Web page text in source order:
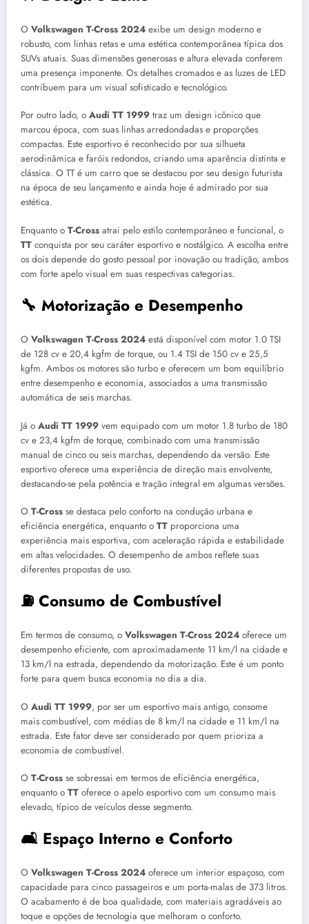
O Volkswagen T-Cross 2024 exibe um design moderno e
robusto, com linhas retas e uma estética contemporânea típica dos
SUVs atuais. Suas dimensões generosas e altura elevada conferem
uma presença imponente. Os detalhes cromados e as luzes de LED
contribuem para um visual sofisticado e tecnológico.
Por outro lado, o Audi TT 1999 traz um design icônico que
marcou época, com suas linhas arredondadas e proporções
compactas. Este esportivo é reconhecido por sua silhueta
aerodinâmica e faróis redondos, criando uma aparência distinta e
clássica. O TT é um carro que se destacou por seu design futurista
na época de seu lançamento e ainda hoje é admirado por sua
estética.
Enquanto o T-Cross atrai pelo estilo contemporâneo e funcional, o
TT conquista por seu caráter esportivo e nostálgico. A escolha entre
os dois depende do gosto pessoal por inovação ou tradição, ambos
com forte apelo visual em suas respectivas categorias.
🔧 Motorização e Desempenho
O Volkswagen T-Cross 2024 está disponível com motor 1.0 TSI
de 128 cv e 20,4 kgfm de torque, ou 1.4 TSI de 150 cv e 25,5
kgfm. Ambos os motores são turbo e oferecem um bom equilíbrio
entre desempenho e economia, associados a uma transmissão
automática de seis marchas.
Já o Audi TT 1999 vem equipado com um motor 1.8 turbo de 180
cv e 23,4 kgfm de torque, combinado com uma transmissão
manual de cinco ou seis marchas, dependendo da versão. Este
esportivo oferece uma experiência de direção mais envolvente,
destacando-se pela potência e tração integral em algumas versões.
O T-Cross se destaca pelo conforto na condução urbana e
eficiência energética, enquanto o TT proporciona uma
experiência mais esportiva, com aceleração rápida e estabilidade
em altas velocidades. O desempenho de ambos reflete suas
diferentes propostas de uso.
⛽ Consumo de Combustível
Em termos de consumo, o Volkswagen T-Cross 2024 oferece um
desempenho eficiente, com aproximadamente 11 km/l na cidade e
13 km/l na estrada, dependendo da motorização. Este é um ponto
forte para quem busca economia no dia a dia.
O Audi TT 1999, por ser um esportivo mais antigo, consome
mais combustível, com médias de 8 km/l na cidade e 11 km/l na
estrada. Este fator deve ser considerado por quem prioriza a
economia de combustível.
O T-Cross se sobressai em termos de eficiência energética,
enquanto o TT oferece o apelo esportivo com um consumo mais
elevado, típico de veículos desse segmento.
🛋️ Espaço Interno e Conforto
O Volkswagen T-Cross 2024 oferece um interior espaçoso, com
capacidade para cinco passageiros e um porta-malas de 373 litros.
O acabamento é de boa qualidade, com materiais agradáveis ao
toque e opções de tecnologia que melhoram o conforto.